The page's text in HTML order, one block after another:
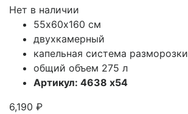
Нет в наличии
55х60х160 см
двухкамерный
капельная система разморозки
общий объем 275 л
Артикул: 4638 х54
6,190 ₽